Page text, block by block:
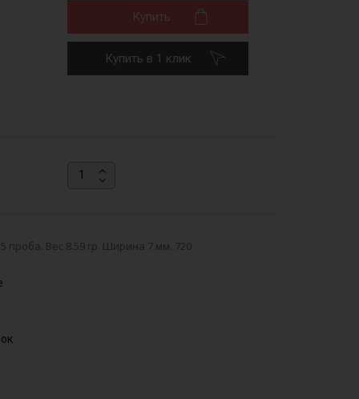
Купить
Купить в 1 клик
проба. Вес 8.59 гр. Ширина 7 мм. 720